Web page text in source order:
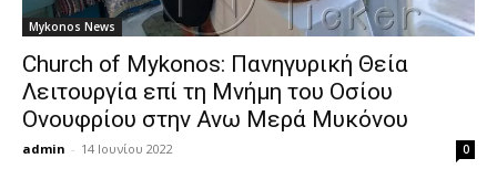
Mykonos News
Church of Mykonos: Πανηγυρική Θεία
Λειτουργία επί τη Μνήμη του Οσίου
Ονουφρίου στην Ανω Μερά Μυκόνου
admin - 14 Ιουνίου 2022 0